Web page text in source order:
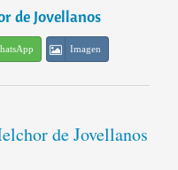
de Jovellanos
Imagen
de Jovellanos